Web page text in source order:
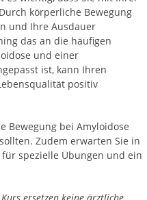
körperliche Bewegung
und Ihre Ausdauer
das an die häufigen
und einer
ist, kann Ihren
positiv
Bewegung bei Amyloidose
Zudem erwarten Sie in
spezielle Übungen und ein
ersetzen keine ärztliche